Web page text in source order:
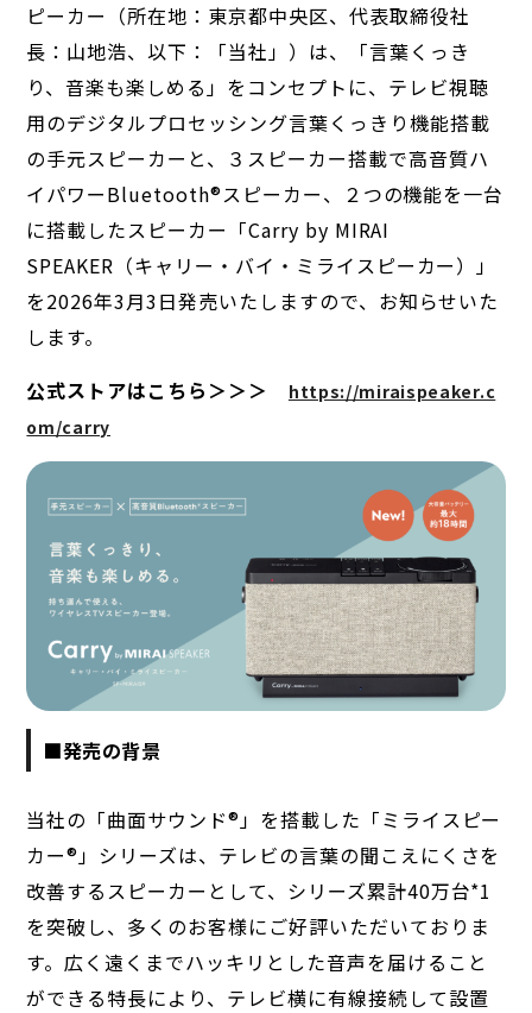
ピーカー（所在地：東京都中央区、代表取締役社
長：山地浩、以下：「当社」）は、「言葉くっき
り、音楽も楽しめる」をコンセプトに、テレビ視聴
用のデジタルプロセッシング言葉くっきり機能搭載
の手元スピーカーと、３スピーカー搭載で高音質ハ
イパワーBluetooth®︎スピーカー、２つの機能を一台
に搭載したスピーカー「Carry by MIRAI
SPEAKER（キャリー・バイ・ミライスピーカー）」
を2026年3月3日発売いたしますので、お知らせいた
します。
公式ストアはこちら＞＞＞
https://miraispeaker.c
om/carry
■発売の背景
当社の「曲面サウンド®︎」を搭載した「ミライスピー
カー®︎」シリーズは、テレビの言葉の聞こえにくさを
改善するスピーカーとして、シリーズ累計40万台*1
を突破し、多くのお客様にご好評いただいておりま
す。広く遠くまでハッキリとした音声を届けること
ができる特長により、テレビ横に有線接続して設置